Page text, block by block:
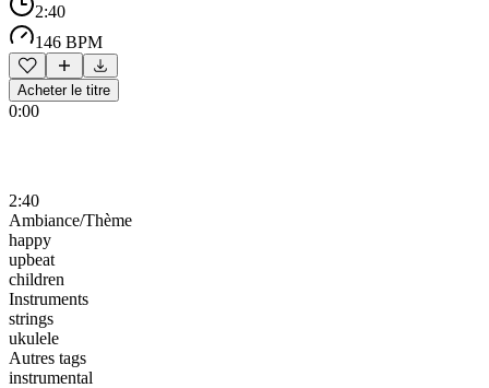
2:40
146 BPM
Acheter le titre
0:00
2:40
Ambiance/Thème
happy
upbeat
children
Instruments
strings
ukulele
Autres tags
instrumental